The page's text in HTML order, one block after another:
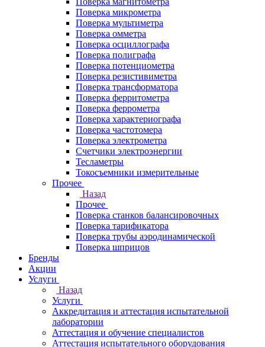
Поверка микрометра
Поверка мультиметра
Поверка омметра
Поверка осциллографа
Поверка полиграфа
Поверка потенциометра
Поверка резистивиметра
Поверка трансформатора
Поверка ферритометра
Поверка феррометра
Поверка характериографа
Поверка частотомера
Поверка электрометра
Счетчики электроэнергии
Тесламетры
Токосъемники измерительные
Прочее
Назад
Прочее
Поверка станков балансировочных
Поверка тарификатора
Поверка трубы аэродинамической
Поверка шприцов
Бренды
Акции
Услуги
Назад
Услуги
Аккредитация и аттестация испытательной
лаборатории
Аттестация и обучение специалистов
Аттестация испытательного оборудования